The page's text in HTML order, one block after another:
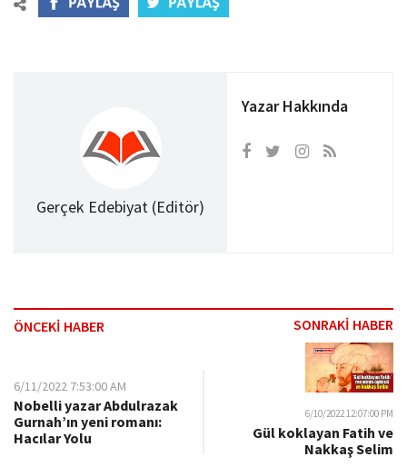
Gerçek Edebiyat (Editör)
Yazar Hakkında
ÖNCEKİ HABER SONRAKİ HABER
6/11/2022 7:53:00 AM
Nobelli yazar Abdulrazak
Gurnah’ın yeni romanı:
Hacılar Yolu
6/10/2022 12:07:00 PM
Gül koklayan Fatih ve
Nakkaş Selim